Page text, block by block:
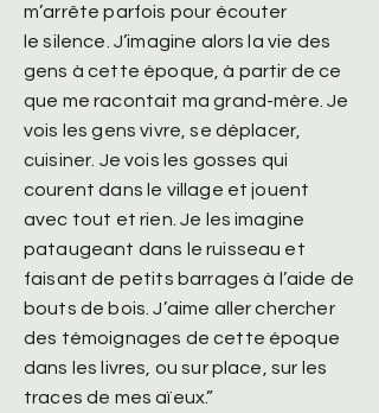
m’arrête parfois pour écouter
le silence. J’imagine alors la vie des
gens à cette époque, à partir de ce
que me racontait ma grand-mère. Je
vois les gens vivre, se déplacer,
cuisiner. Je vois les gosses qui
courent dans le village et jouent
avec tout et rien. Je les imagine
pataugeant dans le ruisseau et
faisant de petits barrages à l’aide de
bouts de bois. J’aime aller chercher
des témoignages de cette époque
dans les livres, ou sur place, sur les
traces de mes aïeux.”